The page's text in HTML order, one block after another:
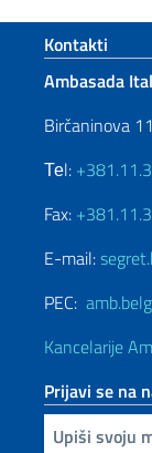
Footer
Kontakti
Ambasada
Birčaninova
Теl:
Fax:
E-mail:
PEC:
Kancelarije
Prijavi se na
Upiši vaš imejl